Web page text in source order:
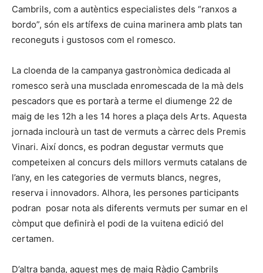
Cambrils, com a autèntics especialistes dels “ranxos a
bordo”, són els artífexs de cuina marinera amb plats tan
reconeguts i gustosos com el romesco.
La cloenda de la campanya gastronòmica dedicada al
romesco serà una musclada enromescada de la mà dels
pescadors que es portarà a terme el diumenge 22 de
maig de les 12h a les 14 hores a plaça dels Arts. Aquesta
jornada inclourà un tast de vermuts a càrrec dels Premis
Vinari. Així doncs, es podran degustar vermuts que
competeixen al concurs dels millors vermuts catalans de
l’any, en les categories de vermuts blancs, negres,
reserva i innovadors. Alhora, les persones participants
podran posar nota als diferents vermuts per sumar en el
còmput que definirà el podi de la vuitena edició del
certamen.
D’altra banda, aquest mes de maig Ràdio Cambrils